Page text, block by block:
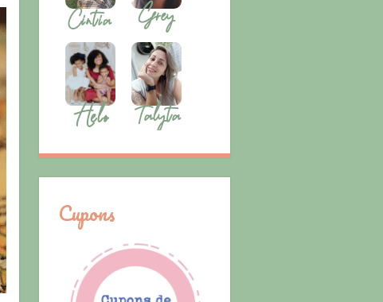
Cupons